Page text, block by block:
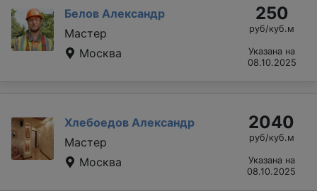
Белов Александр
Мастер
Москва
250
руб/куб.м
Указана на
08.10.2025
Хлебоедов Александр
Мастер
Москва
2040
руб/куб.м
Указана на
08.10.2025